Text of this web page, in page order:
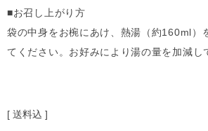
■お召し上がり方
袋の中身をお椀にあけ、熱湯（約160ml）
てください。お好みにより湯の量を加減し
送料込